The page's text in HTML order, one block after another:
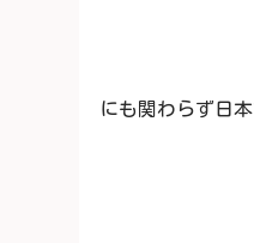
にも関わらず日